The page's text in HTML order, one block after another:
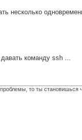
несколько
команду ssh ...
то ты становишься